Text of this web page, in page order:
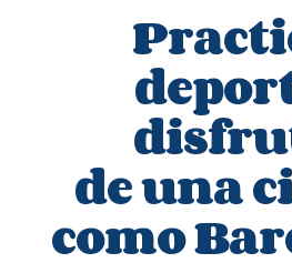
de una
como